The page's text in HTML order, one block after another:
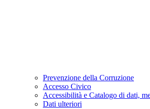
Prevenzione della Corruzione
Accesso Civico
Accessibilità e Catalogo di dati,
Dati ulteriori